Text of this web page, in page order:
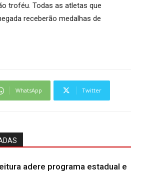
troféu. Todas as atletas que
receberão medalhas de
WhatsApp Twitter
adere programa estadual e